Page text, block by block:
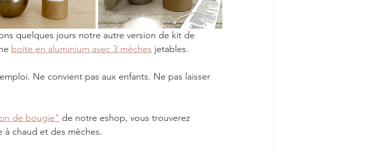
quelques jours notre autre version de kit de
boite en aluminium avec 3 mèches jetables.
Ne convient pas aux enfants. Ne pas laisser
de bougie" de notre eshop, vous trouverez
chaud et des mèches.